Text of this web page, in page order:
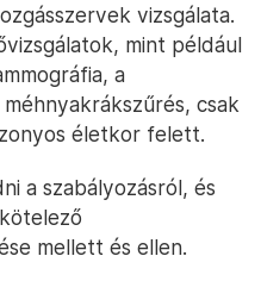
vizsgálata.
mint például
a
csak
életkor felett.
a szabályozásról, és
mellett és ellen.